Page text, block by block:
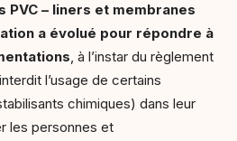
PVC – liners et membranes
a évolué pour répondre à
, à l’instar du règlement
l’usage de certains
chimiques) dans leur
les personnes et